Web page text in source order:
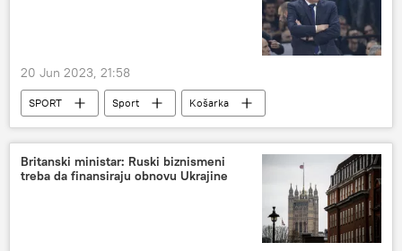
20 Jun 2023, 21:58
SPORT Sport
Košarka
KK Partizan
KK Crvena zvezda
Britanski ministar: Ruski biznismeni
treba da finansiraju obnovu Ukrajine